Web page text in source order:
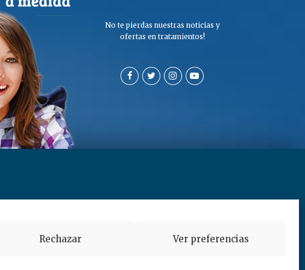
Rechazar Ver preferencias
No te pierdas nuestras noticias y
ofertas en tratamientos!